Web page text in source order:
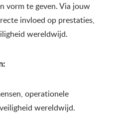
vorm te geven. Via jouw
invloed op prestaties,
wereldwijd.
operationele
wereldwijd.